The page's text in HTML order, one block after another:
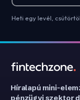
Heti egy levél,
Híralapú mini-
pénzügyi szektor